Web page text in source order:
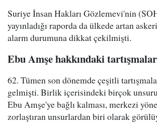
Suriye İnsan Hakları Gözlemevi'nin
yayınladığı raporda da ülkede artan
alarm durumuna dikkat çekilmişti.
Ebu Amşe hakkındaki tartışmalar
62. Tümen son dönemde çeşitli
gelmişti. Birlik içerisindeki birçok
Ebu Amşe'ye bağlı kalması, merkezi
zorlaştıran unsurlardan biri olarak